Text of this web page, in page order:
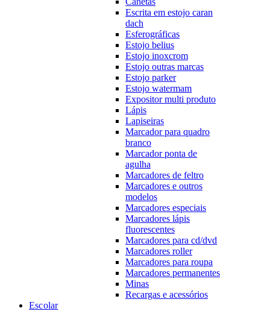
Escrita em estojo caran
dach
Esferográficas
Estojo belius
Estojo inoxcrom
Estojo outras marcas
Estojo parker
Estojo watermam
Expositor multi produto
Lápis
Lapiseiras
Marcador para quadro
branco
Marcador ponta de
agulha
Marcadores de feltro
Marcadores e outros
modelos
Marcadores especiais
Marcadores lápis
fluorescentes
Marcadores para cd/dvd
Marcadores roller
Marcadores para roupa
Marcadores permanentes
Minas
Recargas e acessórios
Escolar